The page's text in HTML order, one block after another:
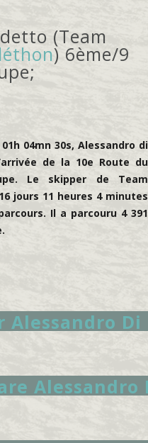
(Team
) 6ème/9
04mn 30s, Alessandro di
de la 10e Route du
Le skipper de Team
jours 11 heures 4 minutes
Il a parcouru 4 391
Alessandro
Alessandro